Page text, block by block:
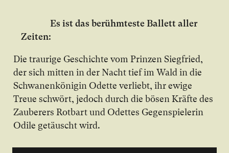
Es ist das berühmteste Ballett aller
Zeiten:
Die traurige Geschichte vom Prinzen Siegfried,
der sich mitten in der Nacht tief im Wald in die
Schwanenkönigin Odette verliebt, ihr ewige
Treue schwört, jedoch durch die bösen Kräfte des
Zauberers Rotbart und Odettes Gegenspielerin
Odile getäuscht wird.